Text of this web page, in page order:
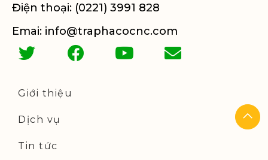
Điện thoại: (0221) 3991 828
Emai: info@traphacocnc.com
Giới thiệu
Dịch vụ
Tin tức